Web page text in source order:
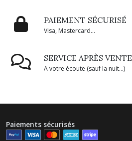
PAIEMENT SÉCURISÉ
Visa, Mastercard...
SERVICE APRÈS VENTE
A votre écoute (sauf la nuit...)
Paiements sécurisés